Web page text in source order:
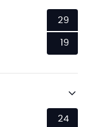
29
19
24